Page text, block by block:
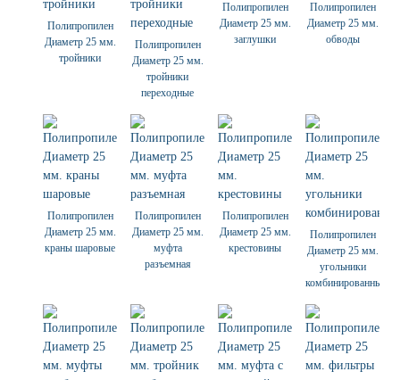
Полипропилен
Диаметр 25 мм.
тройники
Полипропилен
Диаметр 25 мм.
тройники
переходные
Полипропилен
Диаметр 25 мм.
заглушки
Полипропилен
Диаметр 25 мм.
обводы
Полипропилен
Диаметр 25 мм.
краны шаровые
Полипропилен
Диаметр 25 мм.
муфта
разъемная
Полипропилен
Диаметр 25 мм.
крестовины
Полипропилен
Диаметр 25 мм.
угольники
комбинированные